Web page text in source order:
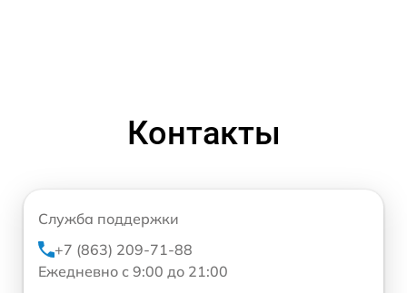
Контакты
Служба поддержки
+7 (863) 209-71-88
Ежедневно с 9:00 до 21:00